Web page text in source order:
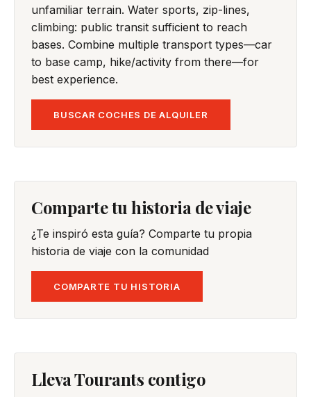
unfamiliar terrain. Water sports, zip-lines,
climbing: public transit sufficient to reach
bases. Combine multiple transport types—car
to base camp, hike/activity from there—for
best experience.
BUSCAR COCHES DE ALQUILER
Comparte tu historia de viaje
¿Te inspiró esta guía? Comparte tu propia
historia de viaje con la comunidad
COMPARTE TU HISTORIA
Lleva Tourants contigo